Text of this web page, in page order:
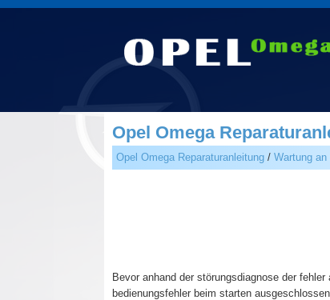
Opel Omega
Opel Omega Reparaturanleitung/ Wartung
Bevor anhand der störungsdiagnose der
bedienungsfehler beim starten